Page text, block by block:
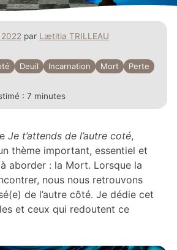
par Lætitia TRILLEAU
Deuil Incarnation Mort
Perte
: 7 minutes
Je t’attends de l’autre coté,
thème important, essentiel et
aborder : la Mort. Lorsque la
nous nous retrouvons
de l’autre côté. Je dédie cet
et ceux qui redoutent ce